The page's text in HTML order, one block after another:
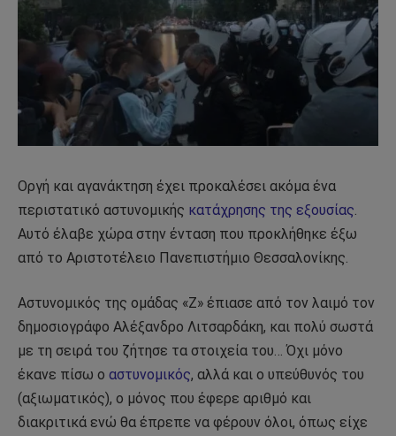
Οργή και αγανάκτηση έχει προκαλέσει ακόμα ένα
περιστατικό αστυνομικής κατάχρησης της εξουσίας
Αυτό έλαβε χώρα στην ένταση που προκλήθηκε έξω
από το Αριστοτέλειο Πανεπιστήμιο Θεσσαλονίκης.
Αστυνομικός της ομάδας «Ζ» έπιασε από τον λαιμό τον
δημοσιογράφο Αλέξανδρο Λιτσαρδάκη, και πολύ σωστά
με τη σειρά του ζήτησε τα στοιχεία του… Όχι μόνο
έκανε πίσω ο αστυνομικός, αλλά και ο υπεύθυνός του
(αξιωματικός), ο μόνος που έφερε αριθμό και
διακριτικά ενώ θα έπρεπε να φέρουν όλοι, όπως είχε